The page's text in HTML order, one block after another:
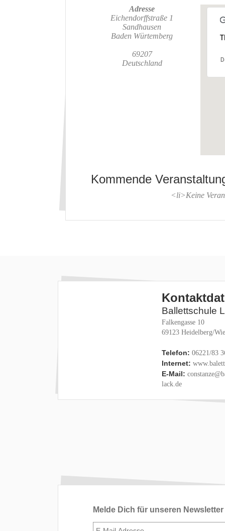
Adresse
Eichendorffstraße 1
Sandhausen
Baden Würtemberg
69207
Deutschland
Kommende
<li>Keine
Ballettschule
Falkengasse 10
69123 Heidelberg/
Telefon: 06221/83
Internet:
E-Mail:
lack.de
Melde Dich für unseren